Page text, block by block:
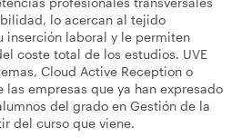
lo acercan al tejido
inserción laboral y le permiten
coste total de los estudios. UVE
Cloud Active Reception o
las empresas que ya han expresado
del grado en Gestión de la
del curso que viene.